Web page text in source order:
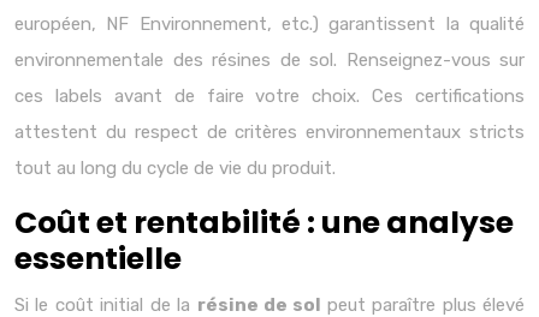
européen, NF Environnement, etc.) garantissent la qualité
environnementale des résines de sol. Renseignez-vous sur
ces labels avant de faire votre choix. Ces certifications
attestent du respect de critères environnementaux stricts
tout au long du cycle de vie du produit.
Coût et rentabilité : une analyse
essentielle
Si le coût initial de la résine de sol peut paraître plus élevé